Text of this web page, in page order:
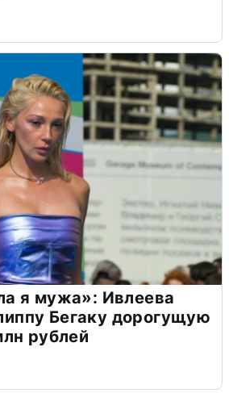
я мужа»: Ивлеева
Бегаку дорогущую
рублей